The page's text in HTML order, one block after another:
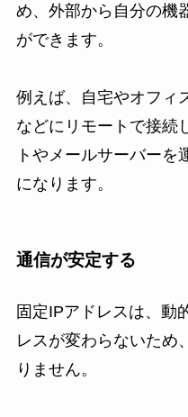
め、外部から自分の機
ができます。
例えば、自宅やオフィ
などにリモートで接続
トやメールサーバーを
になります。
通信が安定する
固定IPアドレスは、動
レスが変わらないため
りません。